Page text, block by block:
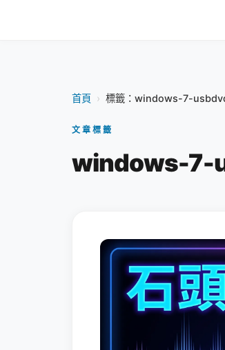
首頁 › 標籤：windows-7-
文章標籤
windows-7-